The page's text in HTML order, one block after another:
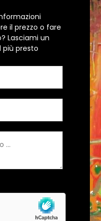
il prezzo o fare
Lasciami un
più presto